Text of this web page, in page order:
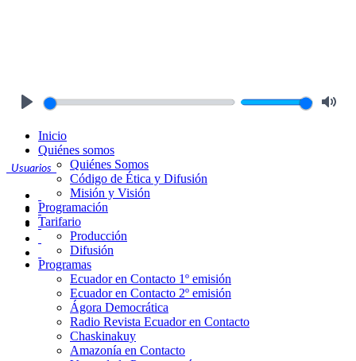
Usuarios
Inicio
Quiénes somos
Quiénes Somos
Código de Ética y Difusión
Misión y Visión
Programación
Tarifario
Producción
Difusión
Programas
Ecuador en Contacto 1º emisión
Ecuador en Contacto 2º emisión
Ágora Democrática
Radio Revista Ecuador en Contacto
Chaskinakuy
Amazonía en Contacto